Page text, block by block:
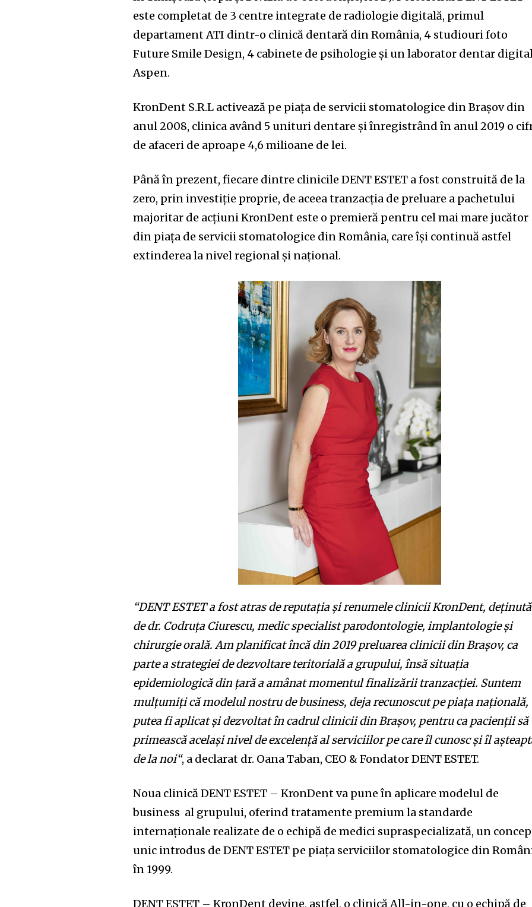
Join our community of
SUBSCRIBERS and be part
of the conversation.
To subscribe, simply enter your email address on our website or click
the subscribe button below. Don't worry, we respect your privacy and
won't spam your inbox. Your information is safe with us.
32,214
Cititori
este completat de 3 centre integrate de radiologie digitală, primul
departament ATI dintr-o clinică dentară din România, 4 studiouri foto
Future Smile Design, 4 cabinete de psihologie și un laborator dentar
Aspen.
KronDent S.R.L activează pe piața de servicii stomatologice din Brașov din
anul 2008, clinica având 5 unituri dentare și înregistrând în anul 2019 o
de afaceri de aproape 4,6 milioane de lei.
Până în prezent, fiecare dintre clinicile DENT ESTET a fost construită de la
zero, prin investiție proprie, de aceea tranzacția de preluare a pachetului
majoritar de acțiuni KronDent este o premieră pentru cel mai mare jucător
din piața de servicii stomatologice din România, care își continuă astfel
extinderea la nivel regional și național.
“DENT ESTET a fost atras de reputația și renumele clinicii KronDent, deținută
de dr. Codruța Ciurescu, medic specialist parodontologie, implantologie și
chirurgie orală. Am planificat încă din 2019 preluarea clinicii din Brașov, ca
parte a strategiei de dezvoltare teritorială a grupului, însă situația
epidemiologică din țară a amânat momentul finalizării tranzacției. Suntem
mulțumiți că modelul nostru de business, deja recunoscut pe piața națională,
putea fi aplicat și dezvoltat în cadrul clinicii din Brașov, pentru ca pacienții să
primească același nivel de excelență al serviciilor pe care îl cunosc și îl
de la noi“, a declarat dr. Oana Taban, CEO & Fondator DENT ESTET.
Noua clinică DENT ESTET – KronDent va pune în aplicare modelul de
business al grupului, oferind tratamente premium la standarde
internaționale realizate de o echipă de medici supraspecializată, un
unic introdus de DENT ESTET pe piața serviciilor stomatologice din
în 1999.
DENT ESTET – KronDent devine, astfel, o clinică All-in-one, cu o echipă de